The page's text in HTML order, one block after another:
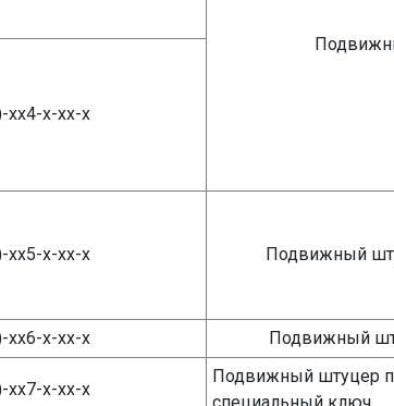
хх4-х-хх-х
хх5-х-хх-х Подвижный
хх6-х-хх-х Подвижный
хх7-х-хх-х
Подвижный штуцер